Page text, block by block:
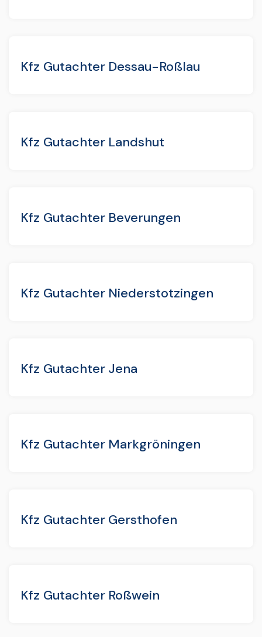
Kfz Gutachter Dessau-Roßlau
Kfz Gutachter Landshut
Kfz Gutachter Beverungen
Kfz Gutachter Niederstotzingen
Kfz Gutachter Jena
Kfz Gutachter Markgröningen
Kfz Gutachter Gersthofen
Kfz Gutachter Roßwein